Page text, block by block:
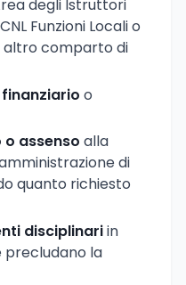
degli Istruttori
Funzioni Locali o
altro comparto di
o
assenso alla
di
quanto richiesto
disciplinariin
precludano la